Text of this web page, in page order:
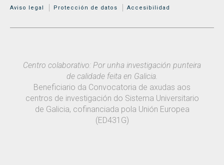
MENÚ ADICIONAL
Aviso legal Protección de datos Accesibilidad
Centro colaborativo: Por unha investigación punteira
de calidade feita en Galicia.
Beneficiario da Convocatoria de axudas aos
centros de investigación do Sistema Universitario
de Galicia, cofinanciada pola Unión Europea
(ED431G)